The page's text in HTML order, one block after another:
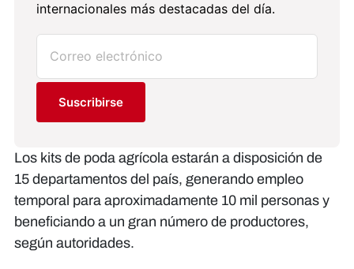
internacionales más destacadas del día.
Suscribirse
Los kits de poda agrícola estarán a disposición de
15 departamentos del país, generando empleo
temporal para aproximadamente 10 mil personas y
beneficiando a un gran número de productores,
según autoridades.